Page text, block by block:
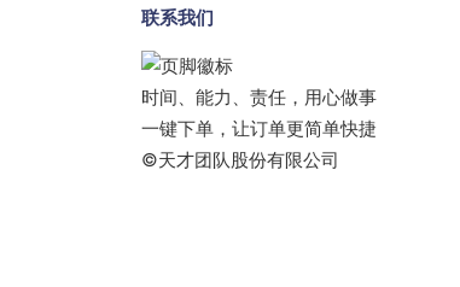
联系我们
时间、能力、责任，用心做事
一键下单，让订单更简单快捷
©天才团队股份有限公司